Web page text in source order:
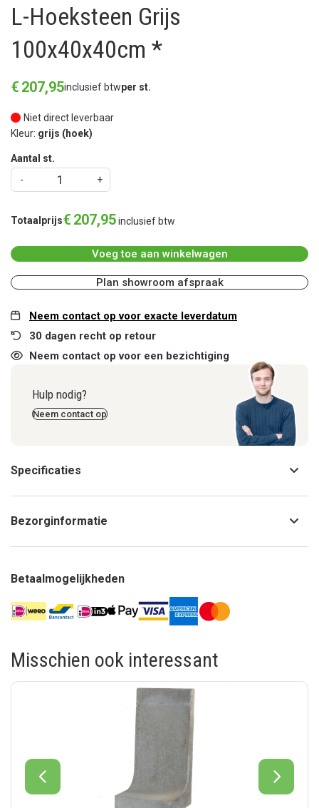
L-Hoeksteen Grijs
100x40x40cm *
€ 207,95inclusief btwper st.
Niet direct leverbaar
Kleur: grijs (hoek)
Aantal st.
Totaalprijs€ 207,95inclusief btw
Voeg toe aan winkelwagen
Plan showroom afspraak
Neem contact op voor exacte leverdatum
30 dagen recht op retour
Neem contact op voor een bezichtiging
Hulp nodig?
Neem contact op
Specificaties
Bezorginformatie
Betaalmogelijkheden
Misschien ook interessant